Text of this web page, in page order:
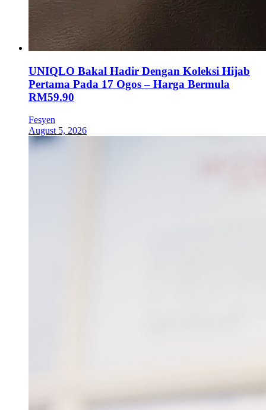
UNIQLO Bakal Hadir Dengan Koleksi Hijab
Pertama Pada 17 Ogos – Harga Bermula
RM59.90
Fesyen
August 5, 2026